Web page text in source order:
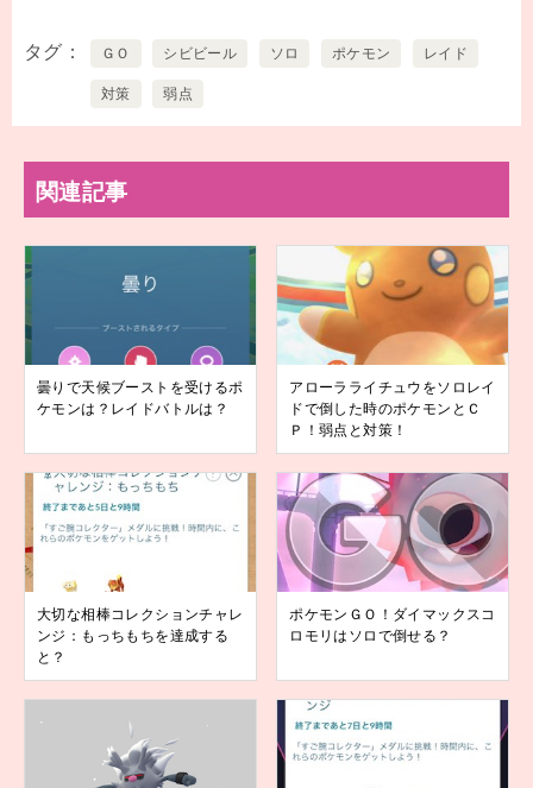
タグ ＧＯ シビビール ソロ ポケモン レイド
対策 弱点
関連記事
曇りで天候ブーストを受けるポ
ケモンは？レイドバトルは？
アローラライチュウをソロレイ
ドで倒した時のポケモンとＣ
Ｐ！弱点と対策！
大切な相棒コレクションチャレ
ンジ：もっちもちを達成する
と？
ポケモンＧＯ！ダイマックスコ
ロモリはソロで倒せる？